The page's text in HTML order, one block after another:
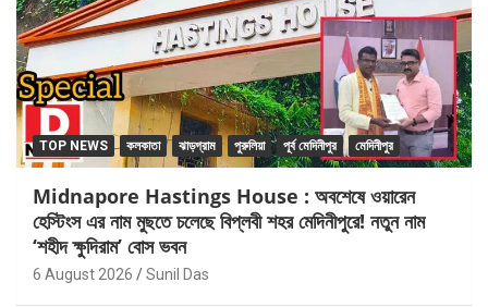
TOP NEWS কলকাতা ঝাড়গ্রাম পুরুলিয়া পূর্ব মেদিনীপুর মেদিনীপুর
Midnapore Hastings House : অবশেষে ওয়ারেন
হেস্টিংস এর নাম মুছতে চলেছে বিপ্লবী শহর মেদিনীপুরে! নতুন নাম
‘শহীদ ক্ষুদিরাম’ বোস ভবন
6 August 2026 Sunil Das